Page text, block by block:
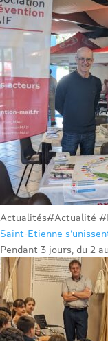
Actualités#Actualité
Saint-Etienne
Pendant 3 jours, du 2